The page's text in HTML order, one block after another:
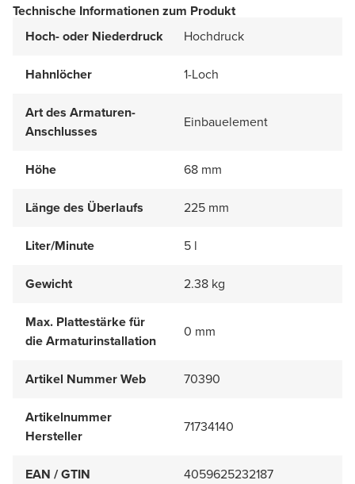
Technische Informationen zum Produkt
Hoch- oder Niederdruck
Hochdruck
Hahnlöcher 1-Loch
Art des Armaturen-
Anschlusses
Einbauelement
Höhe 68 mm
Länge des Überlaufs 225 mm
Liter/Minute 5 l
Gewicht 2.38 kg
Max. Plattestärke für
die Armaturinstallation
0 mm
Artikel Nummer Web 70390
Artikelnummer
Hersteller
71734140
EAN / GTIN 4059625232187